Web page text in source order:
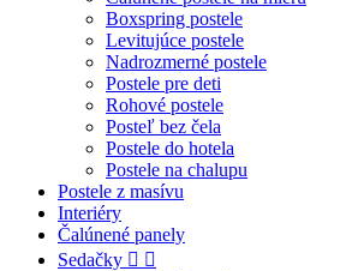
Boxspring postele
Levitujúce postele
Nadrozmerné postele
Postele pre deti
Rohové postele
Posteľ bez čela
Postele do hotela
Postele na chalupu
Postele z masívu
Interiéry
Čalúnené panely
Sedačky  